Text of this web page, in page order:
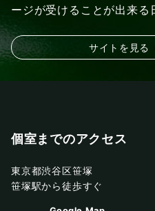
ージが受けることが出来る
サイトを見る
個室までのアクセス
東京都渋谷区笹塚
笹塚駅から徒歩すぐ